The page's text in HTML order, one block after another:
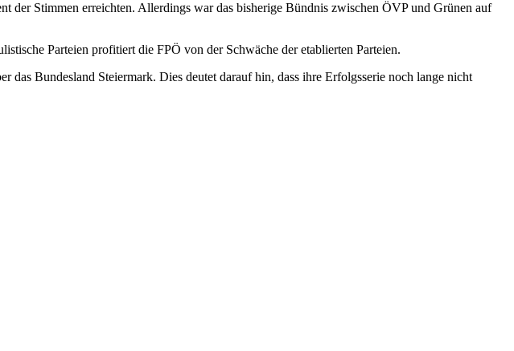
der Stimmen erreichten. Allerdings war das bisherige Bündnis zwischen ÖVP und Grünen auf
Parteien profitiert die FPÖ von der Schwäche der etablierten Parteien.
Bundesland Steiermark. Dies deutet darauf hin, dass ihre Erfolgsserie noch lange nicht